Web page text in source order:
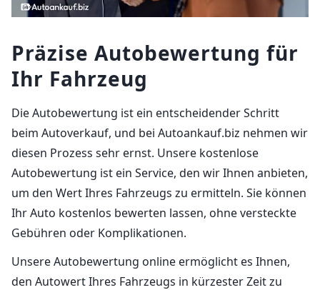
Präzise Autobewertung für
Ihr Fahrzeug
Die Autobewertung ist ein entscheidender Schritt
beim Autoverkauf, und bei Autoankauf.biz nehmen wir
diesen Prozess sehr ernst. Unsere kostenlose
Autobewertung ist ein Service, den wir Ihnen anbieten,
um den Wert Ihres Fahrzeugs zu ermitteln. Sie können
Ihr Auto kostenlos bewerten lassen, ohne versteckte
Gebühren oder Komplikationen.
Unsere Autobewertung online ermöglicht es Ihnen,
den Autowert Ihres Fahrzeugs in kürzester Zeit zu